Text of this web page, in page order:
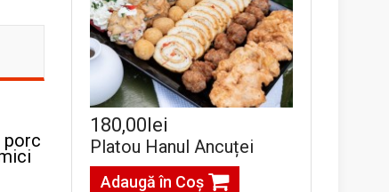
porc
180,00lei
Platou Hanul Ancuței
Adaugă în Coş